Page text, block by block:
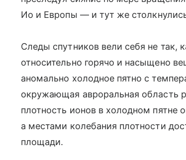
Ио и Европы — и тут же
Следы спутников вели себя не так,
относительно горячо и насыщено
аномально холодное пятно с
окружающая авроральная область
плотность ионов в холодном пятне
а местами колебания плотности
площади.